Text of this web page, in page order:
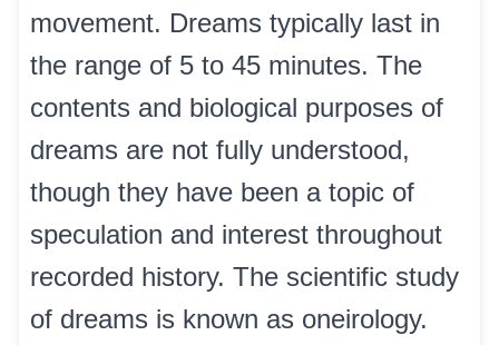
movement. Dreams typically last in
the range of 5 to 45 minutes. The
contents and biological purposes of
dreams are not fully understood,
though they have been a topic of
speculation and interest throughout
recorded history. The scientific study
of dreams is known as oneirology.